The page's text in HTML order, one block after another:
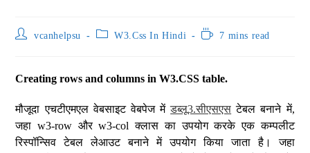
vcanhelpsu W3.Css In Hindi 7 mins read
Creating rows and columns in W3.CSS table.
मौजूदा एचटीएमएल वेबसाइट वेबपेज मेंडब्लू3.सीएसएस टेबल बनाने में,
जहा w3-row और w3-col क्लास का उपयोग करके एक कम्पलीट
रिस्पॉन्सिव टेबल लेआउट बनाने में उपयोग किया जाता है। जहा